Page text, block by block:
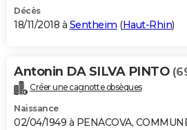
Décès
18/11/2018 à Sentheim (Haut-Rhin)
Antonin DA SILVA PINTO
Créer une cagnotte obsèques
Naissance
02/04/1949 à PENACOVA,